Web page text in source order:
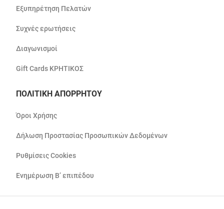
Εξυπηρέτηση Πελατών
Συχνές ερωτήσεις
Διαγωνισμοί
Gift Cards ΚΡΗΤΙΚΟΣ
ΠΟΛΙΤΙΚΗ ΑΠΟΡΡΗΤΟΥ
Όροι Χρήσης
Δήλωση Προστασίας Προσωπικών Δεδομένων
Ρυθμίσεις Cookies
Ενημέρωση Β’ επιπέδου